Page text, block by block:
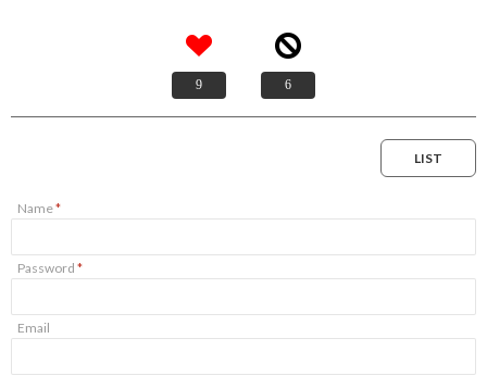
9 6
LIST
Name*
Password *
Email